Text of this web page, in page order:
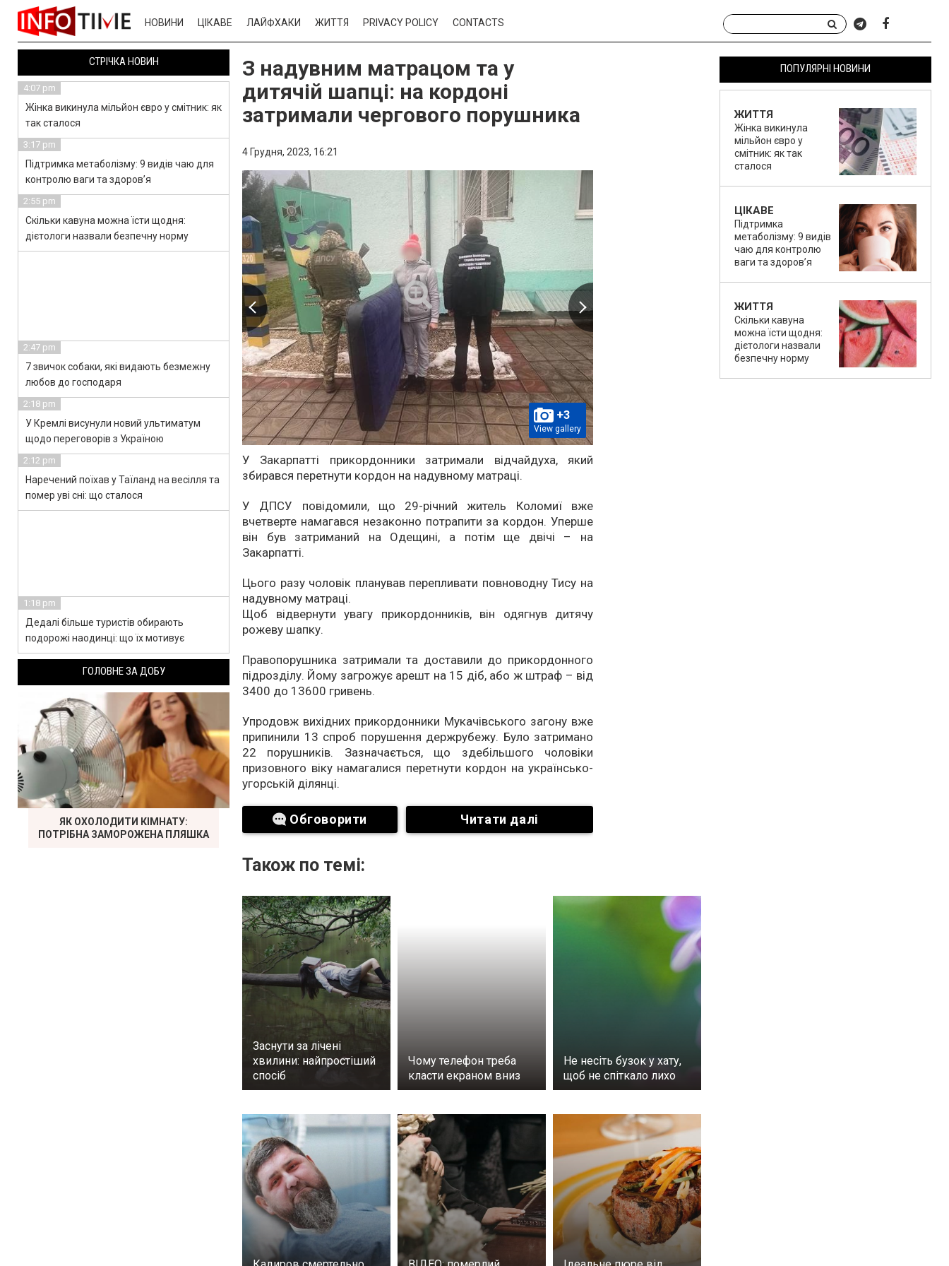
НОВИНИ ЦІКАВЕ ЛАЙФХАКИ ЖИТТЯ PRIVACY POLICY CONTACTS
З надувним матрацом та у
дитячій шапці: на кордоні
затримали чергового порушника
4 Грудня, 2023, 16:21
+3
View gallery
У Закарпатті прикордонники затримали відчайдуха, який
збирався перетнути кордон на надувному матраці.
У ДПСУ повідомили, що 29-річний житель Коломиї вже
вчетверте намагався незаконно потрапити за кордон. Уперше
він був затриманий на Одещині, а потім ще двічі – на
Закарпатті.
Цього разу чоловік планував перепливати повноводну Тису на
надувному матраці.
Щоб відвернути увагу прикордонників, він одягнув дитячу
рожеву шапку.
Правопорушника затримали та доставили до прикордонного
підрозділу. Йому загрожує арешт на 15 діб, або ж штраф – від
3400 до 13600 гривень.
Упродовж вихідних прикордонники Мукачівського загону вже
припинили 13 спроб порушення держрубежу. Було затримано
22 порушників. Зазначається, що здебільшого чоловіки
призовного віку намагалися перетнути кордон на українсько-
угорській ділянці.
Обговорити Читати далі
Також по темі:
Заснути за лічені
хвилини: найпростіший
спосіб
Чому телефон треба
класти екраном вниз
Не несіть бузок у хату,
щоб не спіткало лихо
ПОПУЛЯРНІ НОВИНИ
ЖИТТЯ
Жінка викинула
мільйон євро у
смітник: як так
сталося
ЦІКАВЕ
Підтримка
метаболізму: 9 видів
чаю для контролю
ваги та здоров’я
ЖИТТЯ
Скільки кавуна
можна їсти щодня:
дієтологи назвали
безпечну норму
СТРІЧКА НОВИН
4:07 pm
Жінка викинула мільйон євро у смітник: як
так сталося
3:17 pm
Підтримка метаболізму: 9 видів чаю для
контролю ваги та здоров’я
2:55 pm
Скільки кавуна можна їсти щодня:
дієтологи назвали безпечну норму
2:47 pm
7 звичок собаки, які видають безмежну
любов до господаря
2:18 pm
У Кремлі висунули новий ультиматум
щодо переговорів з Україною
2:12 pm
Наречений поїхав у Таїланд на весілля та
помер уві сні: що сталося
1:18 pm
Дедалі більше туристів обирають
подорожі наодинці: що їх мотивує
ГОЛОВНЕ ЗА ДОБУ
ЯК ОХОЛОДИТИ КІМНАТУ:
ПОТРІБНА ЗАМОРОЖЕНА ПЛЯШКА